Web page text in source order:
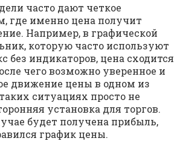
часто дают четкое
где именно цена получит
Например, в графической
которую часто используют
без индикаторов, цена сходится
чего возможно уверенное и
движение цены в одном из
ситуациях просто не
установка для торгов.
будет получена прибыль,
график цены.